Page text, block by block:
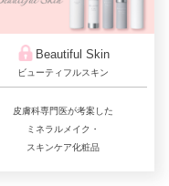
Beautiful Skin
ビューティフルスキン
皮膚科専門医が考案した
ミネラルメイク・
スキンケア化粧品